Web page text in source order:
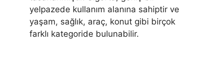
yelpazede kullanım alanına sahiptir ve
yaşam, sağlık, araç, konut gibi birçok
farklı kategoride bulunabilir.